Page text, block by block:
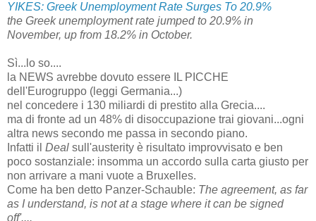
YIKES: Greek Unemployment Rate Surges To 20.9%
the Greek unemployment rate jumped to 20.9% in
November, up from 18.2% in October.
Sì...lo so....
la NEWS avrebbe dovuto essere IL PICCHE
dell'Eurogruppo (leggi Germania...)
nel concedere i 130 miliardi di prestito alla Grecia....
ma di fronte ad un 48% di disoccupazione trai giovani...ogni
altra news secondo me passa in secondo piano.
Infatti il Deal sull'austerity è risultato improvvisato e ben
poco sostanziale: insomma un accordo sulla carta giusto per
non arrivare a mani vuote a Bruxelles.
Come ha ben detto Panzer-Schauble: The agreement, as far
as I understand, is not at a stage where it can be signed
off'....